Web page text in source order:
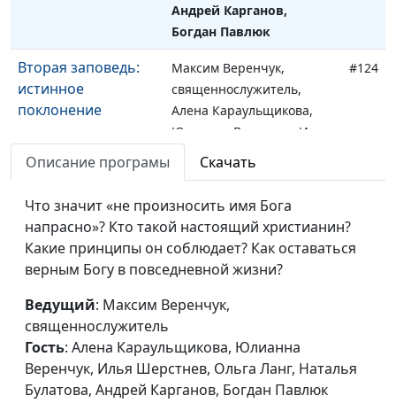
Андрей Карганов,
Богдан Павлюк
Вторая заповедь:
истинное
поклонение
Максим Веренчук,
священнослужитель,
Алена Караульщикова,
Юлианна Веренчук, Илья
Павлюк
#124
Нужно ли
соблюдать первую
заповедь?
Максим Веренчук,
священнослужитель,
Юлианна Веренчук, Илья
Наталья Булатова,
Татьяна Булатова, Богдан
Павлюк
#123
Описание програмы Скачать
Что значит «не произносить имя Бога
напрасно»? Кто такой настоящий христианин?
Какие принципы он соблюдает? Как оставаться
верным Богу в повседневной жизни?
Ведущий: Максим Веренчук,
священнослужитель
Гость: Алена Караульщикова, Юлианна
Веренчук, Илья Шерстнев, Ольга Ланг, Наталья
Булатова, Андрей Карганов, Богдан Павлюк